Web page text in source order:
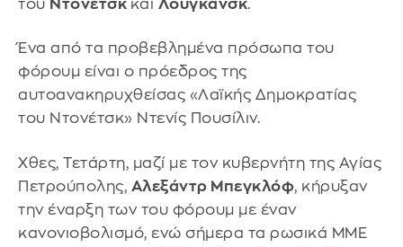
του Ντονέτσκ και Λουγκάνσκ.
Ένα από τα προβεβλημένα πρόσωπα του
φόρουμ είναι ο πρόεδρος της
αυτοανακηρυχθείσας «Λαϊκής Δημοκρατίας
του Ντονέτσκ» Ντενίς Πουσίλιν.
Χθες, Τετάρτη, μαζί με τον κυβερνήτη της Αγίας
Πετρούπολης, Αλεξάντρ Μπεγκλόφ, κήρυξαν
την έναρξη των του φόρουμ με έναν
κανονιοβολισμό, ενώ σήμερα τα ρωσικά ΜΜΕ